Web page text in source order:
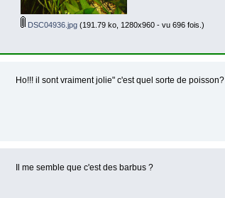
DSC04936.jpg (191.79 ko, 1280x960 - vu 696 fois.)
Ho!!! il sont vraiment jolie" c'est quel sorte de poisson?
Il me semble que c'est des barbus ?